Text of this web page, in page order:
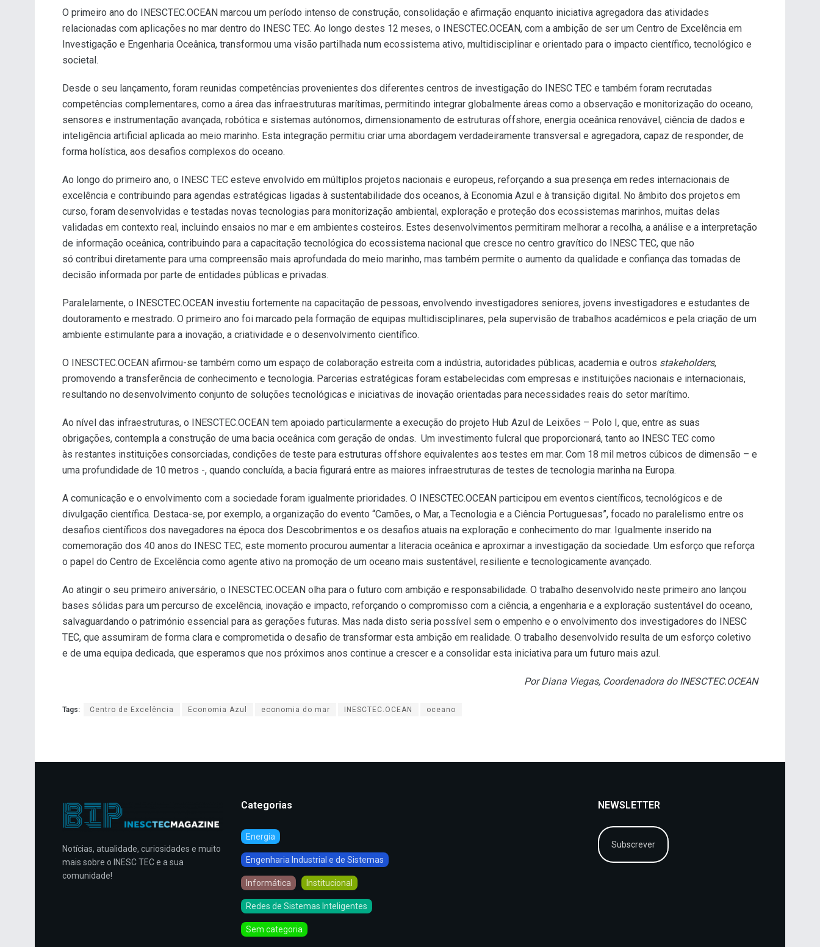
O primeiro ano do INESCTEC.OCEAN marcou um período intenso de construção, consolidação e afirmação enquanto iniciativa agregadora das atividades
relacionadas com aplicações no mar dentro do INESC TEC. Ao longo destes 12 meses, o INESCTEC.OCEAN, com a ambição de ser um Centro de Excelência em
Investigação e Engenharia Oceânica, transformou uma visão partilhada num ecossistema ativo, multidisciplinar e orientado para o impacto científico, tecnológico e
societal.
Desde o seu lançamento, foram reunidas competências provenientes dos diferentes centros de investigação do INESC TEC e também foram recrutadas
competências complementares, como a área das infraestruturas marítimas, permitindo integrar globalmente áreas como a observação e monitorização do oceano,
sensores e instrumentação avançada, robótica e sistemas autónomos, dimensionamento de estruturas offshore, energia oceânica renovável, ciência de dados e
inteligência artificial aplicada ao meio marinho. Esta integração permitiu criar uma abordagem verdadeiramente transversal e agregadora, capaz de responder, de
forma holística, aos desafios complexos do oceano.
Ao longo do primeiro ano, o INESC TEC esteve envolvido em múltiplos projetos nacionais e europeus, reforçando a sua presença em redes internacionais de
excelência e contribuindo para agendas estratégicas ligadas à sustentabilidade dos oceanos, à Economia Azul e à transição digital. No âmbito dos projetos em
curso, foram desenvolvidas e testadas novas tecnologias para monitorização ambiental, exploração e proteção dos ecossistemas marinhos, muitas delas
validadas em contexto real, incluindo ensaios no mar e em ambientes costeiros. Estes desenvolvimentos permitiram melhorar a recolha, a análise e a interpretação
de informação oceânica, contribuindo para a capacitação tecnológica do ecossistema nacional que cresce no centro gravítico do INESC TEC, que não
só contribui diretamente para uma compreensão mais aprofundada do meio marinho, mas também permite o aumento da qualidade e confiança das tomadas de
decisão informada por parte de entidades públicas e privadas.
Paralelamente, o INESCTEC.OCEAN investiu fortemente na capacitação de pessoas, envolvendo investigadores seniores, jovens investigadores e estudantes de
doutoramento e mestrado. O primeiro ano foi marcado pela formação de equipas multidisciplinares, pela supervisão de trabalhos académicos e pela criação de um
ambiente estimulante para a inovação, a criatividade e o desenvolvimento científico.
O INESCTEC.OCEAN afirmou-se também como um espaço de colaboração estreita com a indústria, autoridades públicas, academia e outros stakeholders,
promovendo a transferência de conhecimento e tecnologia. Parcerias estratégicas foram estabelecidas com empresas e instituições nacionais e internacionais,
resultando no desenvolvimento conjunto de soluções tecnológicas e iniciativas de inovação orientadas para necessidades reais do setor marítimo.
Ao nível das infraestruturas, o INESCTEC.OCEAN tem apoiado particularmente a execução do projeto Hub Azul de Leixões – Polo I, que, entre as suas
obrigações, contempla a construção de uma bacia oceânica com geração de ondas. Um investimento fulcral que proporcionará, tanto ao INESC TEC como
às restantes instituições consorciadas, condições de teste para estruturas offshore equivalentes aos testes em mar. Com 18 mil metros cúbicos de dimensão – e
uma profundidade de 10 metros -, quando concluída, a bacia figurará entre as maiores infraestruturas de testes de tecnologia marinha na Europa.
A comunicação e o envolvimento com a sociedade foram igualmente prioridades. O INESCTEC.OCEAN participou em eventos científicos, tecnológicos e de
divulgação científica. Destaca-se, por exemplo, a organização do evento “Camões, o Mar, a Tecnologia e a Ciência Portuguesas”, focado no paralelismo entre os
desafios científicos dos navegadores na época dos Descobrimentos e os desafios atuais na exploração e conhecimento do mar. Igualmente inserido na
comemoração dos 40 anos do INESC TEC, este momento procurou aumentar a literacia oceânica e aproximar a investigação da sociedade. Um esforço que reforça
o papel do Centro de Excelência como agente ativo na promoção de um oceano mais sustentável, resiliente e tecnologicamente avançado.
Ao atingir o seu primeiro aniversário, o INESCTEC.OCEAN olha para o futuro com ambição e responsabilidade. O trabalho desenvolvido neste primeiro ano lançou
bases sólidas para um percurso de excelência, inovação e impacto, reforçando o compromisso com a ciência, a engenharia e a exploração sustentável do oceano,
salvaguardando o património essencial para as gerações futuras. Mas nada disto seria possível sem o empenho e o envolvimento dos investigadores do INESC
TEC, que assumiram de forma clara e comprometida o desafio de transformar esta ambição em realidade. O trabalho desenvolvido resulta de um esforço coletivo
e de uma equipa dedicada, que esperamos que nos próximos anos continue a crescer e a consolidar esta iniciativa para um futuro mais azul.
Por Diana Viegas, Coordenadora do INESCTEC.OCEAN
Tags: Centro de Excelência Economia Azul economia do mar INESCTEC.OCEAN oceano
Notícias, atualidade, curiosidades e muito
mais sobre o INESC TEC e a sua
comunidade!
Categorias
Energia
Engenharia Industrial e de Sistemas
Informática Institucional
Redes de Sistemas Inteligentes
Sem categoria
NEWSLETTER
Subscrever